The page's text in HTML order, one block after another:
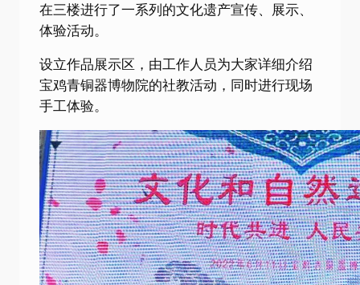
在三楼进行了一系列的文化遗产宣传、展示、
体验活动。
设立作品展示区，由工作人员为大家详细介绍
宝鸡青铜器博物院的社教活动，同时进行现场
手工体验。